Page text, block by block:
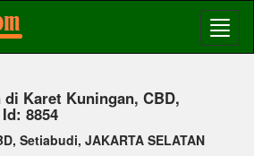
Karet Kuningan, CBD,
8854
Setiabudi, JAKARTA SELATAN